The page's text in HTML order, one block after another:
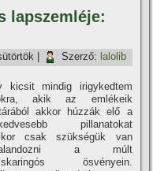
lapszemléje:
Szerző: lalolib
kicsit mindig irigykedtem
akik az emlékeik
akkor húzzák elő a
pillanatokat
csak szükségük van
a múlt
ösvényein.